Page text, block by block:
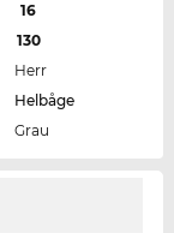
16
130
Herr
Helbåge
Grau